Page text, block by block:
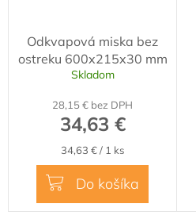
Odkvapová miska bez
ostreku 600x215x30 mm
Skladom
28,15 € bez DPH
34,63 €
Jednotková
cena:
34,63 € / 1 ks
Do košíka